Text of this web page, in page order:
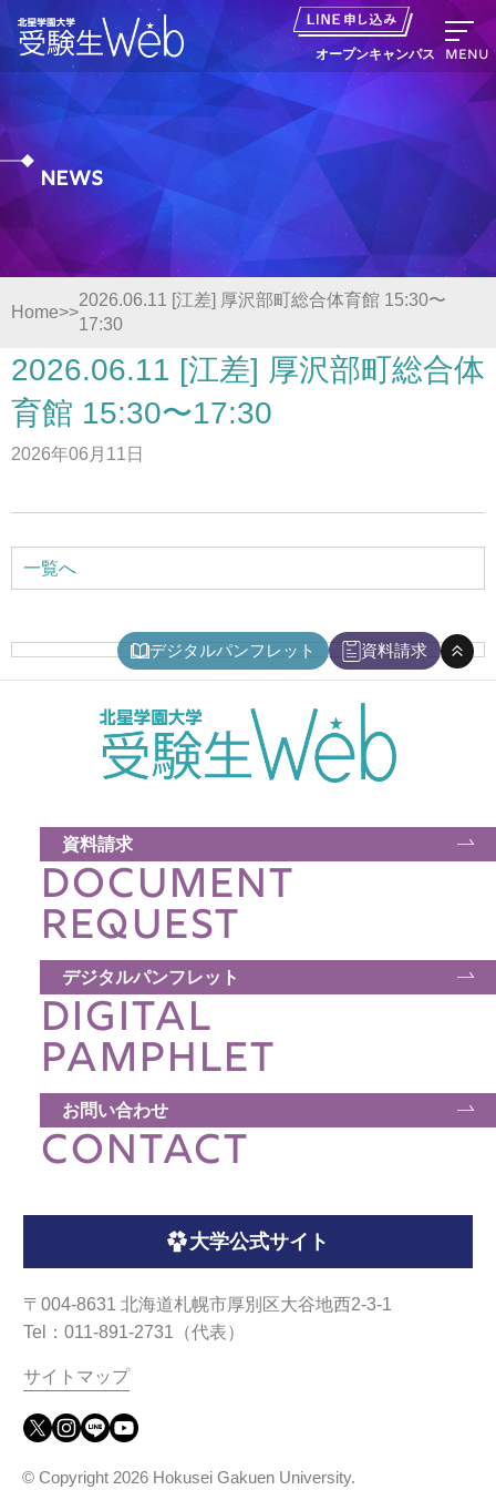
オープンキャンパス MENU
資料請求
出願の流れ
オープンキャンパス LINE申し込み
ニュース
デジタルパンフレット
お問い合わせ
サイトマップ
入試情報
キャンパスライフ
就職・キャリア
ウェブマガジン
学費・奨学金
大学公式サイト
〒004-8631 北海道札幌市厚別区大谷地西2-3-1
Tel：011-891-2731（代表）
サイトマップ
All rights reserved.
News
Home
2026.06.11 [江差] 厚沢部町総合体育館 15:30〜
17:30
2026.06.11 [江差] 厚沢部町総合体
育館 15:30〜17:30
2026年06月11日
一覧へ
資料請求
DOCUMENT
REQUEST
デジタルパンフレット
DIGITAL
PAMPHLET
お問い合わせ
CONTACT
大学公式サイト
〒004-8631 北海道札幌市厚別区大谷地西2-3-1
Tel：011-891-2731（代表）
サイトマップ
© Copyright 2026 Hokusei Gakuen University.
デジタルパンフレット 資料請求